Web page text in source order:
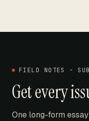
FIELD NOTES -
Get every
One long-form